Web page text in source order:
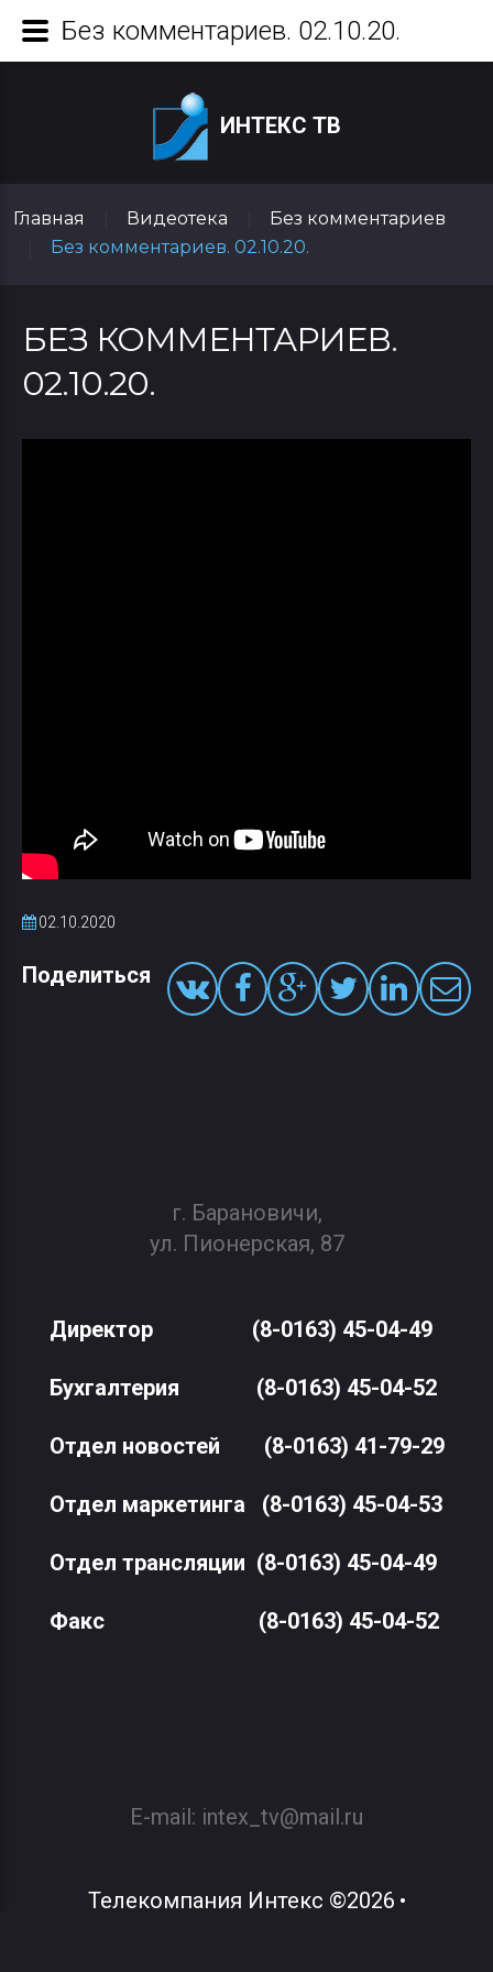
ИНТЕКС ТВ
Главная Видеотека
Без комментариев
Без комментариев. 02.10.20.
БЕЗ КОММЕНТАРИЕВ.
02.10.20.
02.10.2020
Поделиться
г. Барановичи,
ул. Пионерская, 87
Директор (8-0163) 45-04-49
Бухгалтерия (8-0163) 45-04-52
Отдел новостей (8-0163) 41-79-29
Отдел маркетинга (8-0163) 45-04-53
Отдел трансляции (8-0163) 45-04-49
Факс(8-0163) 45-04-52
E-mail: intex_tv@mail.ru
Телекомпания Интекс ©2026
Без комментариев. 02.10.20.